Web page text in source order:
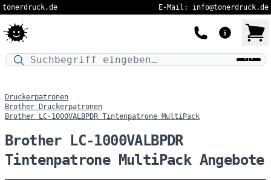
tonerdruck.de E-Mail: info@tonerdruck.de
Druckermodell oder Produktnamen eingeben…
Druckerpatronen
Brother Druckerpatronen
Brother LC-1000VALBPDR Tintenpatrone MultiPack
Brother LC-1000VALBPDR
Tintenpatrone MultiPack Angebote